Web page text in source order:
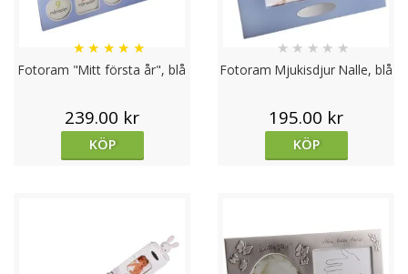
Fotoram "Mitt första år", blå
★ ★ ★ ★ ★
239.00 kr
KÖP
Fotoram Mjukisdjur Nalle, blå
★ ★ ★ ★ ★
195.00 kr
KÖP